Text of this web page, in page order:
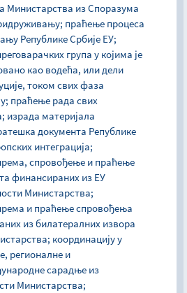
Министарства из Споразума
праћење процеса
Републике Србије ЕУ;
група у којима је
као водећа, или дели
током свих фаза
праћење рада свих
израда материјала
документа Републике
интеграција;
спровођење и праћење
финансираних из ЕУ
Министарства;
и праћење спровођења
из билатералних извора
координацију у
регионалне и
сарадње из
Министарства;